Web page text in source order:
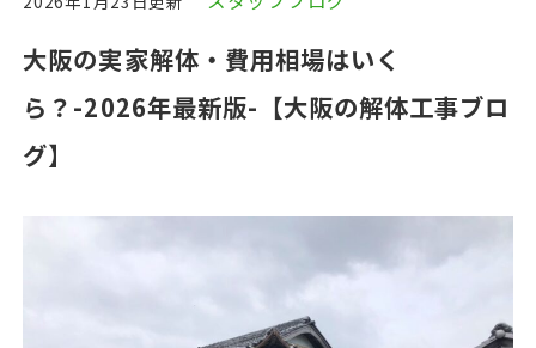
大阪の実家解体・費用相場はいく
ら？-2026年最新版-【大阪の解体工事ブロ
グ】